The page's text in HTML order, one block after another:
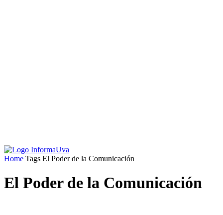
Home Tags El Poder de la Comunicación
El Poder de la Comunicación